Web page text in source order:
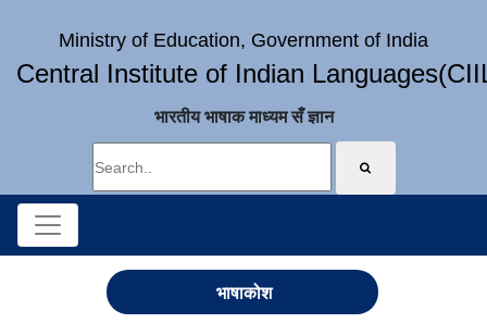
Ministry of Education, Government of India
Central Institute of Indian
भारतीय भाषाक माध्यम सँ ज्ञान
भाषाकोश